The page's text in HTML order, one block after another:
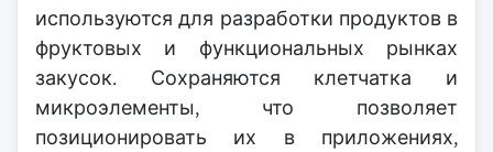
используются для разработки продуктов в
фруктовых и функциональных рынках
закусок. Сохраняются клетчатка и
микроэлементы, что позволяет
позиционировать их в приложениях,